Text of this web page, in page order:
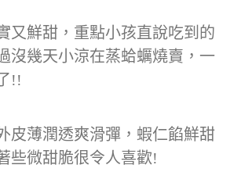
又鮮甜，重點小孩直說吃到的
沒幾天小涼在蒸蛤蠣燒賣，一
!!
皮薄潤透爽滑彈，蝦仁餡鮮甜
些微甜脆很令人喜歡!